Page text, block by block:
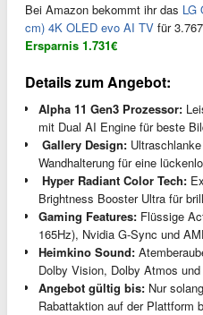
Bei Amazon bekommt ihr das LG
cm) 4K OLED evo AI TV für
Ersparnis 1.731€
Details zum Angebot:
Alpha 11 Gen3 Prozessor:
mit Dual AI Engine für beste
️ Gallery Design:
Wandhalterung für eine
️ Hyper Radiant Color Tech:
Brightness Booster Ultra für
Gaming Features: Flüssige
165Hz), Nvidia G-Sync und
Heimkino Sound:
Dolby Vision, Dolby Atmos
Angebot gültig bis: Nur
Rabattaktion auf der Plattform